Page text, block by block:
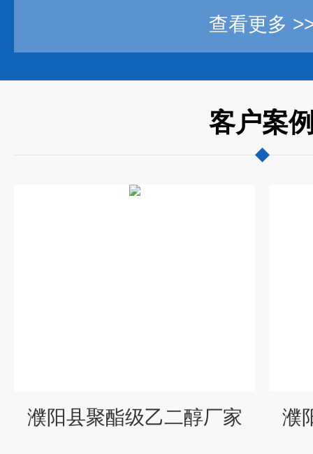
查看更多
客户案
濮阳县聚酯级乙二醇厂家 濮